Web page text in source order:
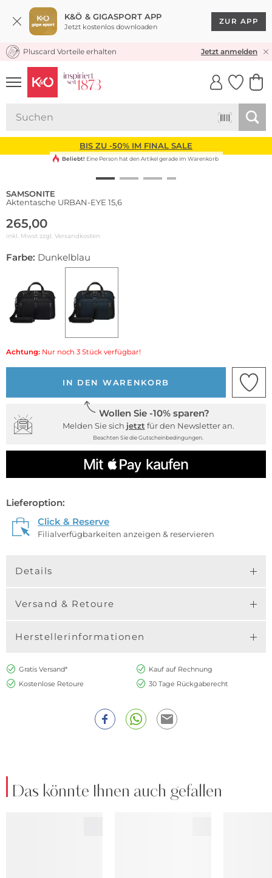
K&Ö & GIGASPORT APP
Jetzt kostenlos downloaden
ZUR APP
KOSTENLOSER VERSAND* & RÜCKVERSAND
Pluscard Vorteile erhalten Jetzt anmelden
UNSERE APP
CLICK &
BIS ZU -50% IM FINAL SALE
Beliebt! Eine Person hat den Artikel gerade im Warenkorb
SAMSONITE
Aktentasche URBAN-EYE 15,6
265,00
inkl. Mwst zzgl. Versandkosten
Farbe: Dunkelblau
Achtung: Nur noch 3 Stück verfügbar!
IN DEN WARENKORB
Wollen Sie -10% sparen?
Melden Sie sich jetzt für den Newsletter an.
Beachten Sie die Gutscheinbedingungen.
Lieferoption:
Click & Reserve
Filialverfügbarkeiten anzeigen & reservieren
Details
Versand & Retoure
Herstellerinformationen
Gratis Versand*
Kauf auf Rechnung
Kostenlose Retoure
30 Tage Rückgaberecht
Das könnte Ihnen auch gefallen